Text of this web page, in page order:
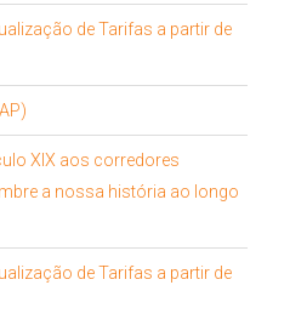
de Tarifas a partir de
XIX aos corredores
a nossa história ao longo
de Tarifas a partir de